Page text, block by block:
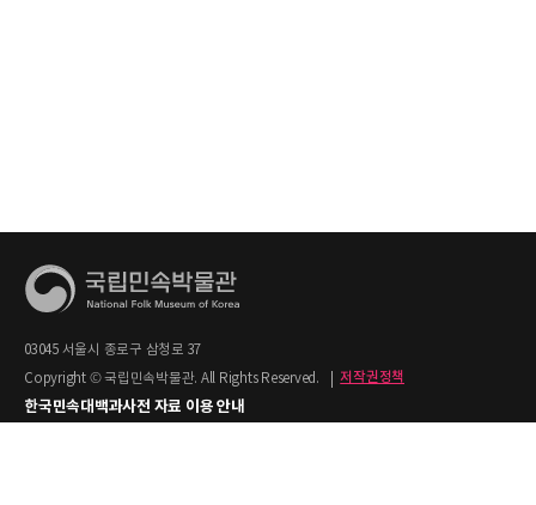
03045 서울시 종로구 삼청로 37
Copyright © 국립민속박물관. All Rights Reserved.
저작권정책
한국민속대백과사전 자료 이용 안내